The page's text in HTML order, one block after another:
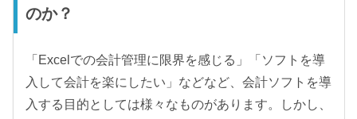
のか？
「Excelでの会計管理に限界を感じる」「ソフトを導
入して会計を楽にしたい」などなど、会計ソフトを導
入する目的としては様々なものがあります。しかし、